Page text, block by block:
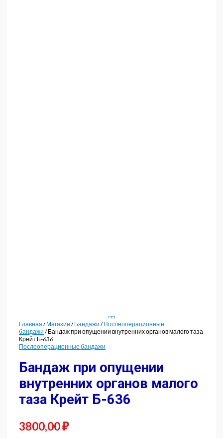
Главная /Магазин /Бандажи /Послеоперационные
бандажи / Бандаж при опущении внутренних органов малого таза
Крейт Б-636
Послеоперационные бандажи
Бандаж при опущении
внутренних органов малого
таза Крейт Б-636
3800,00₽